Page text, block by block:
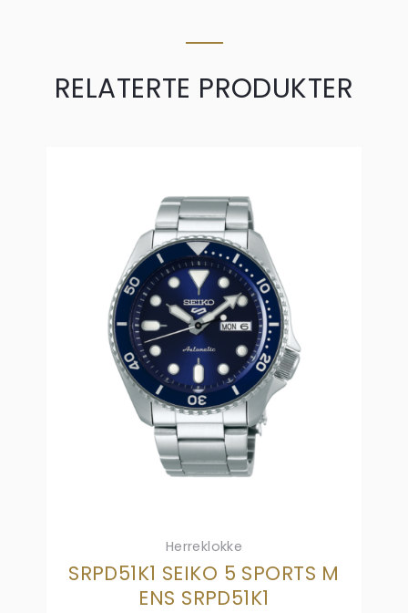
RELATERTE PRODUKTER
Herreklokke
SRPD51K1 SEIKO 5 SPORTS M
ENS SRPD51K1